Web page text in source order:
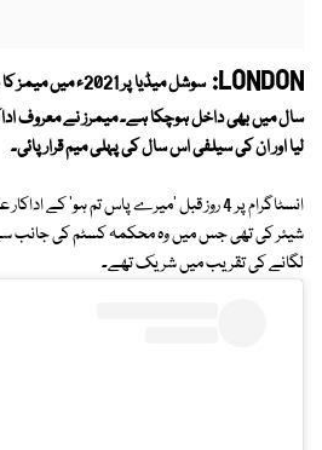
LONDON:
سوشل میڈیا پر
سال میں بھی داخل ہوچکا ہے۔ میمرز نے معروف
لیا اور ان کی سیلفی اس سال کی پہلی میم قرار پائی۔
انسٹاگرام پر 4 روز قبل 'میرے پاس تم ہو' کے
شیئر کی تھی جس میں وہ محکمہ کسٹم کی
لگانے کی تقریب میں شریک تھے۔